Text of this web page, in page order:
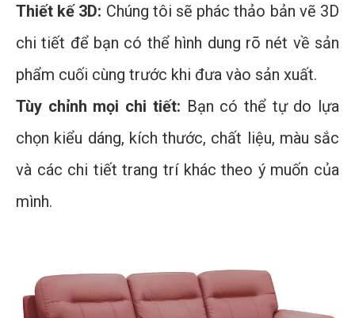
Thiết kế 3D: Chúng tôi sẽ phác thảo bản vẽ 3D
chi tiết để bạn có thể hình dung rõ nét về sản
phẩm cuối cùng trước khi đưa vào sản xuất.
Tùy chỉnh mọi chi tiết: Bạn có thể tự do lựa
chọn kiểu dáng, kích thước, chất liệu, màu sắc
và các chi tiết trang trí khác theo ý muốn của
mình.